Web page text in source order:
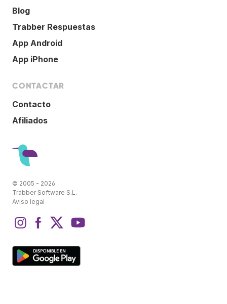
Blog
Trabber Respuestas
App Android
App iPhone
CONTACTAR
Contacto
Afiliados
© 2005 - 2026
Trabber Software S.L.
Aviso legal